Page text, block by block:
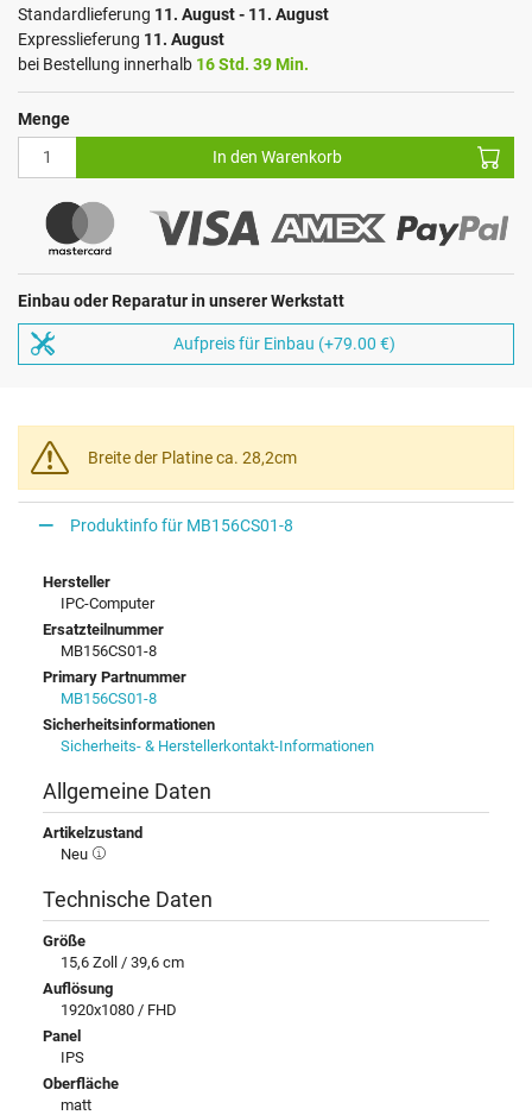
Standardlieferung 11. August - 11. August
Expresslieferung 11. August
bei Bestellung innerhalb 16 Std. 39 Min.
Menge
In den Warenkorb
Einbau oder Reparatur in unserer Werkstatt
Aufpreis für Einbau (+79.00 €)
Breite der Platine ca. 28,2cm
Produktinfo für MB156CS01-8
Hersteller
IPC-Computer
Ersatzteilnummer
MB156CS01-8
Primary Partnummer
MB156CS01-8
Sicherheitsinformationen
Sicherheits- & Herstellerkontakt-Informationen
Allgemeine Daten
Artikelzustand
Neu
Technische Daten
Größe
15,6 Zoll / 39,6 cm
Auflösung
1920x1080 / FHD
Panel
IPS
Oberfläche
matt